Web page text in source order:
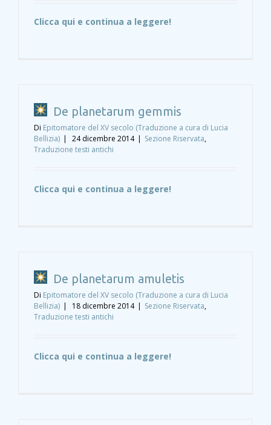
Clicca qui e continua a leggere!
De planetarum gemmis
Di Epitomatore del XV secolo (Traduzione a cura di Lucia
Bellizia) | 24 dicembre 2014 | Sezione Riservata,
Traduzione testi antichi
Clicca qui e continua a leggere!
De planetarum amuletis
Di Epitomatore del XV secolo (Traduzione a cura di Lucia
Bellizia) | 18 dicembre 2014 | Sezione Riservata,
Traduzione testi antichi
Clicca qui e continua a leggere!